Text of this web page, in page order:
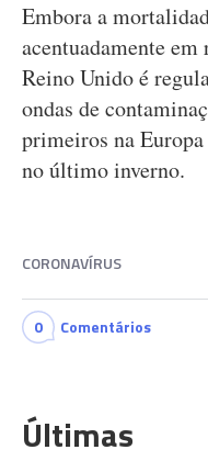
Embora a
acentuadamente
Reino Unido é
ondas de
primeiros na
no último inverno.
CORONAVÍRUS
0 Comentários
Últimas